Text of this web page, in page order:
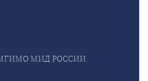
МГИМО МИД РОССИИ